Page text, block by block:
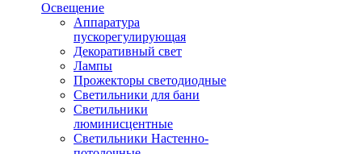
Освещение
Аппаратура
пускорегулирующая
Декоративный свет
Лампы
Прожекторы светодиодные
Светильники для бани
Светильники
люминисцентные
Светильники Настенно-